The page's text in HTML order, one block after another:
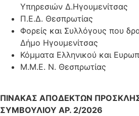
Υπηρεσιών Δ.Ηγουμενίτσας
Π.Ε.Δ. Θεσπρωτίας
Φορείς και Συλλόγους που
Δήμο Ηγουμενίτσας
Κόμματα Ελληνικού και
Μ.Μ.Ε. Ν. Θεσπρωτίας
ΠΙΝΑΚΑΣ ΑΠΟΔΕΚΤΩΝ
ΣΥΜΒΟΥΛΙΟΥ ΑΡ. 2/2026